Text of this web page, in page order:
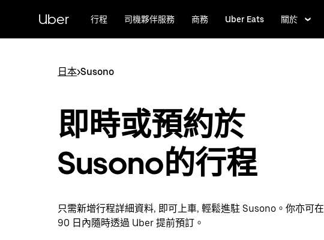
Uber 行程 司機夥伴服務 商務 Uber Eats 關於
日本>Susono
即時或預約於
Susono的行程
只需新增行程詳細資料, 即可上車, 輕鬆進駐 Susono。你亦可在
90 日內隨時透過 Uber 提前預訂。